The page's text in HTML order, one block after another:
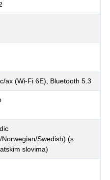
ax (Wi-Fi 6E), Bluetooth 5.3
Swedish) (s
slovima)